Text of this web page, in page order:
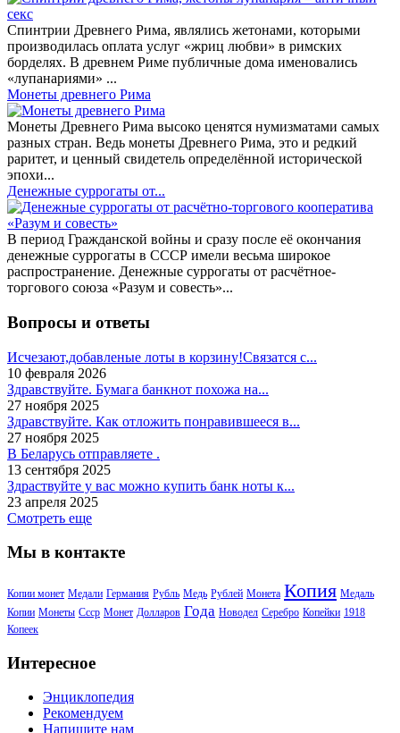
Спинтрии Древнего Рима, являлись жетонами, которыми
производилась оплата услуг «жриц любви» в римских
борделях. В древнем Риме публичные дома именовались
«лупанариями» ...
Монеты древнего Рима
Монеты Древнего Рима высоко ценятся нумизматами самых
разных стран. Ведь монеты Древнего Рима, это и редкий
раритет, и ценный свидетель определённой исторической
эпохи...
Денежные суррогаты от...
В период Гражданской войны и сразу после её окончания
денежные суррогаты в СССР имели весьма широкое
распространение. Денежные суррогаты от расчётное-
торгового союза «Разум и совесть»...
Вопросы и ответы
Исчезают,добавленые лоты в корзину!Связатся с...
10 февраля 2026
Здравствуйте. Бумага банкнот похожа на...
27 ноября 2025
Здравствуйте. Как отложить понравившееся в...
27 ноября 2025
В Беларусь отправляете .
13 сентября 2025
Здраствуйте у вас можно купить банк ноты к...
23 апреля 2025
Смотреть еще
Мы в контакте
Копии монет Медали Германия Рубль Медь Рублей Монета Копия Медаль
Копии Монеты Ссср Монет Долларов Года Новодел Серебро Копейки 1918
Копеек
Интересное
Энциклопедия
Рекомендуем
Напишите нам